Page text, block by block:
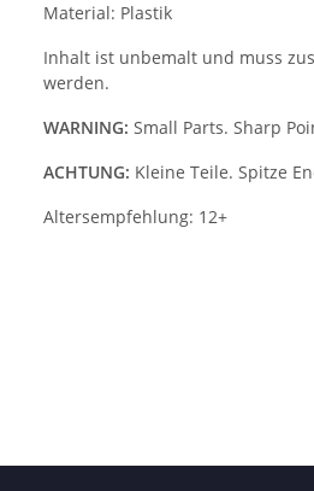
Material: Plastik
Inhalt ist unbemalt und muss
werden.
WARNING: Small Parts. Sharp
ACHTUNG: Kleine Teile. Spitze
Altersempfehlung: 12+